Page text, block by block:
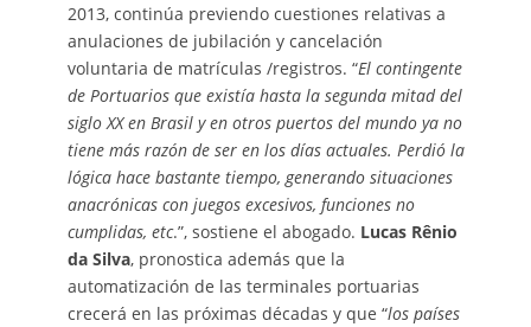
2013, continúa previendo cuestiones relativas a
anulaciones de jubilación y cancelación
voluntaria de matrículas /registros. “El contingente
de Portuarios que existía hasta la segunda mitad del
siglo XX en Brasil y en otros puertos del mundo ya no
tiene más razón de ser en los días actuales. Perdió la
lógica hace bastante tiempo, generando situaciones
anacrónicas con juegos excesivos, funciones no
cumplidas, etc.”, sostiene el abogado. Lucas Rênio
da Silva, pronostica además que la
automatización de las terminales portuarias
crecerá en las próximas décadas y que “los países